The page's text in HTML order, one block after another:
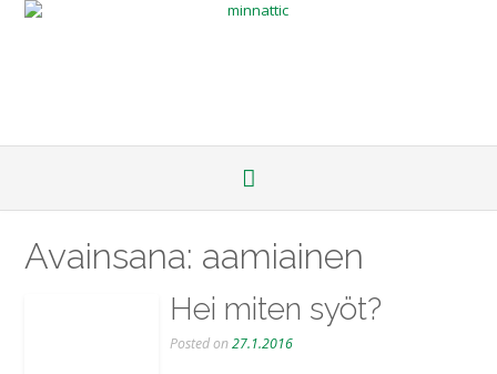
Avainsana: aamiainen
Hei miten syöt?
Posted on27.1.2016